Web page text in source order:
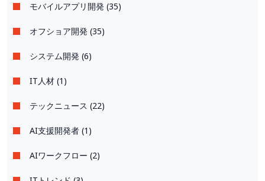
モバイルアプリ開発 (35)
オフショア開発 (35)
システム開発 (6)
IT人材 (1)
テックニュース (22)
AI支援開発者 (1)
AIワークフロー (2)